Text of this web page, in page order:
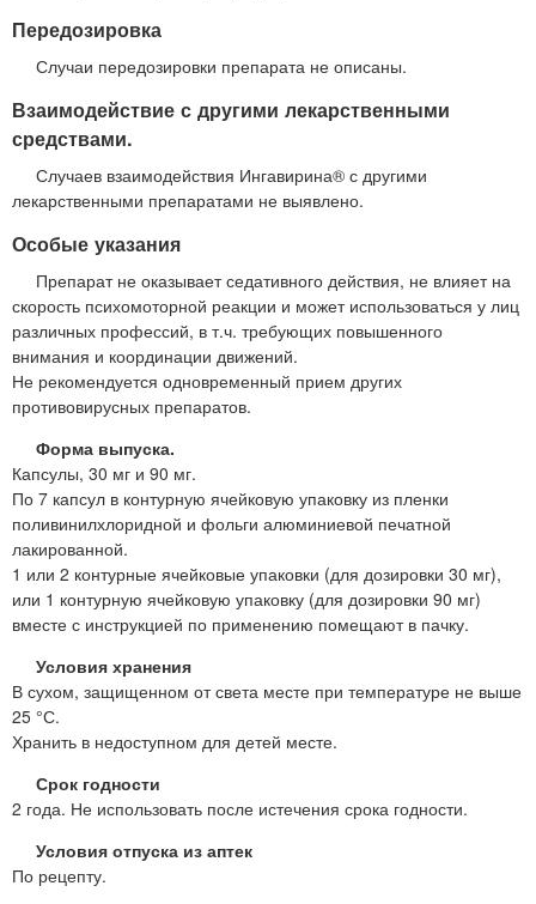
Передозировка
Случаи передозировки препарата не описаны.
Взаимодействие с другими лекарственными
средствами.
Случаев взаимодействия Ингавирина® с другими
лекарственными препаратами не выявлено.
Особые указания
Препарат не оказывает седативного действия, не влияет на
скорость психомоторной реакции и может использоваться у лиц
различных профессий, в т.ч. требующих повышенного
внимания и координации движений.
Не рекомендуется одновременный прием других
противовирусных препаратов.
Форма выпуска.
Капсулы, 30 мг и 90 мг.
По 7 капсул в контурную ячейковую упаковку из пленки
поливинилхлоридной и фольги алюминиевой печатной
лакированной.
1 или 2 контурные ячейковые упаковки (для дозировки 30 мг),
или 1 контурную ячейковую упаковку (для дозировки 90 мг)
вместе с инструкцией по применению помещают в пачку.
Условия хранения
В сухом, защищенном от света месте при температуре не выше
25 °С.
Хранить в недоступном для детей месте.
Срок годности
2 года. Не использовать после истечения срока годности.
Условия отпуска из аптек
По рецепту.